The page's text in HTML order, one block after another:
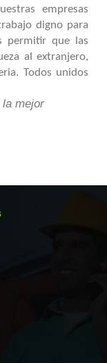
empresas
digno para
permitir que las
al extranjero,
Todos unidos
mejor